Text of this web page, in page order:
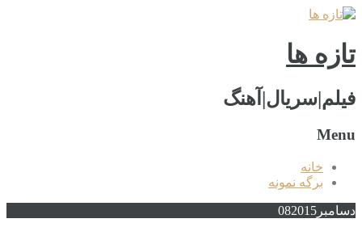
تازه ها
فیلم|سریال|آهنگ
Menu
خانه
برگه نمونه
دسامبر 082015